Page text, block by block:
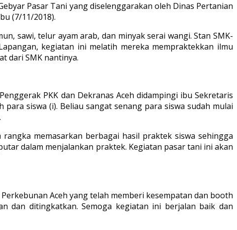
Pasar Tani yang diselenggarakan oleh Dinas Pertanian
(7/11/2018).
sawi, telur ayam arab, dan minyak serai wangi. Stan SMK-
kegiatan ini melatih mereka mempraktekkan ilmu
dari SMK nantinya.
PKK dan Dekranas Aceh didampingi ibu Sekretaris
siswa (i). Beliau sangat senang para siswa sudah mulai
memasarkan berbagai hasil praktek siswa sehingga
dalam menjalankan praktek. Kegiatan pasar tani ini akan
Aceh yang telah memberi kesempatan dan booth
dan ditingkatkan. Semoga kegiatan ini berjalan baik dan